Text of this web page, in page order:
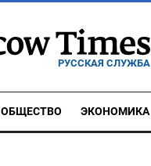
РУССКАЯ СЛУЖБА
ОБЩЕСТВО ЭКОНОМИКА